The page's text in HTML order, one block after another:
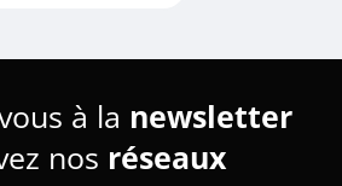
à la newsletter
nos réseaux